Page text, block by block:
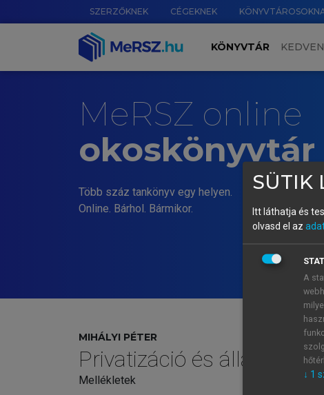
SZERZŐKNEK CÉGEKNEK
KÖNYVTÁR
MeRSZ online
okoskönyvtár
Több száz tankönyv egy helyen.
Online. Bárhol. Bármikor.
MIHÁLYI PÉTER
Privatizáció és
Mellékletek
SÜTIK
Itt láthatja és
olvasd el az
A
↓ 1